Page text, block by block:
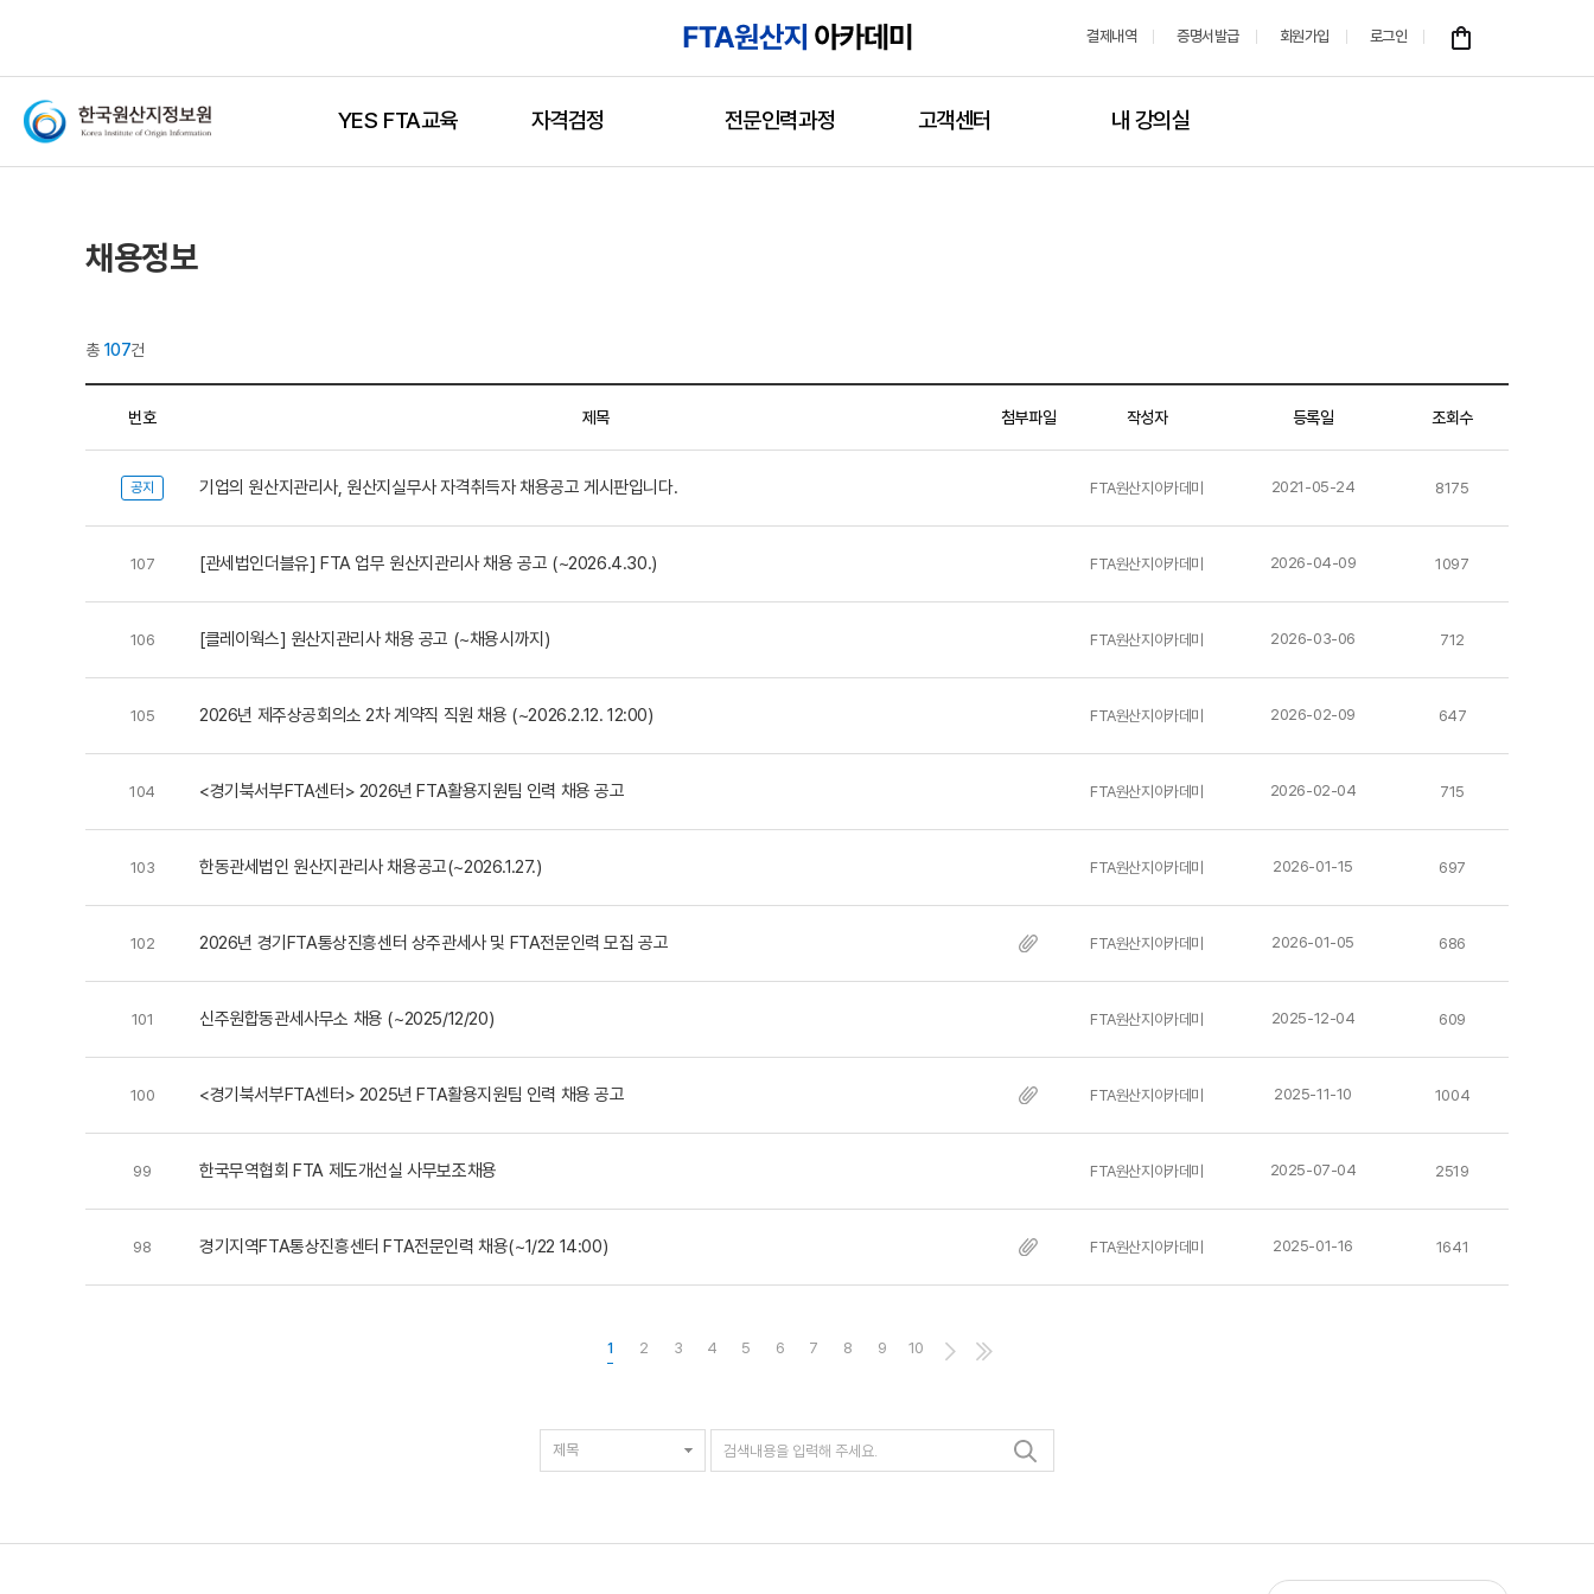
결제내역 증명서발급 회원가입 로그인
YES FTA교육 자격검정 전문인력과정 고객센터 내 강의실
채용정보
총 107건
번호 제목 첨부파일 작성자 등록일 조회수
공지 기업의 원산지관리사, 원산지실무사 자격취득자 채용공고 게시판입니다. FTA원산지아카데미 2021-05-24 8175
107 [관세법인더블유] FTA 업무 원산지관리사 채용 공고 (~2026.4.30.) FTA원산지아카데미 2026-04-09 1097
106 [클레이웍스] 원산지관리사 채용 공고 (~채용시까지) FTA원산지아카데미 2026-03-06 712
105 2026년 제주상공회의소 2차 계약직 직원 채용 (~2026.2.12. 12:00) FTA원산지아카데미 2026-02-09 647
104 <경기북서부FTA센터> 2026년 FTA활용지원팀 인력 채용 공고 FTA원산지아카데미 2026-02-04 715
103 한동관세법인 원산지관리사 채용공고(~2026.1.27.) FTA원산지아카데미 2026-01-15 697
102 2026년 경기FTA통상진흥센터 상주관세사 및 FTA전문인력 모집 공고 FTA원산지아카데미 2026-01-05 686
101 신주원합동관세사무소 채용 (~2025/12/20) FTA원산지아카데미 2025-12-04 609
100 <경기북서부FTA센터> 2025년 FTA활용지원팀 인력 채용 공고 FTA원산지아카데미 2025-11-10 1004
99 한국무역협회 FTA 제도개선실 사무보조채용 FTA원산지아카데미 2025-07-04 2519
98 경기지역FTA통상진흥센터 FTA전문인력 채용(~1/22 14:00) FTA원산지아카데미 2025-01-16 1641
1 2 3 4 5 6 7 8 9 10